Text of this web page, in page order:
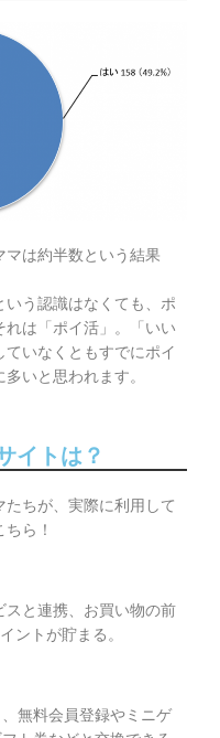
マは約半数という結果
いう認識はなくても、ポ
は「ポイ活」。「いい
いなくともすでにポイ
いと思われます。
イトは？
たちが、実際に利用して
ら！
スと連携、お買い物の前
ントが貯まる。
無料会員登録やミニゲ